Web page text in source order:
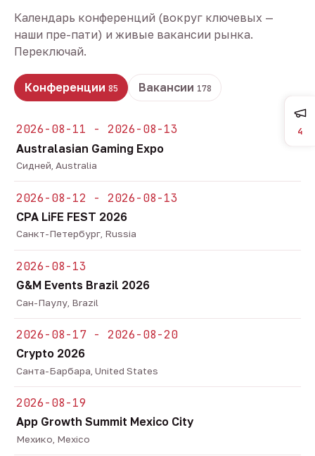
Календарь конференций (вокруг ключевых —
наши пре-пати) и живые вакансии рынка.
Переключай.
Конференции 85 Вакансии 178
2026-08-11 - 2026-08-13
Australasian Gaming Expo
Сидней, Australia
2026-08-12 - 2026-08-13
CPA LiFE FEST 2026
Санкт-Петербург, Russia
2026-08-13
G&M Events Brazil 2026
Сан-Паулу, Brazil
2026-08-17 - 2026-08-20
Crypto 2026
Санта-Барбара, United States
2026-08-19
App Growth Summit Mexico City
Мехико, Mexico
4